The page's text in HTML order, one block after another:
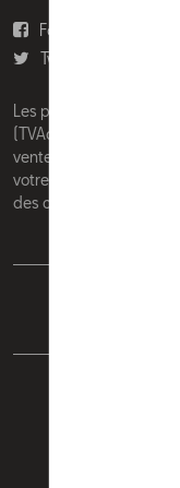
Facebook
Twitter
Les prix affichés sur
(TVAc), hors éventuels
vente actuel et les
votre concessionnaire/
des changements sans